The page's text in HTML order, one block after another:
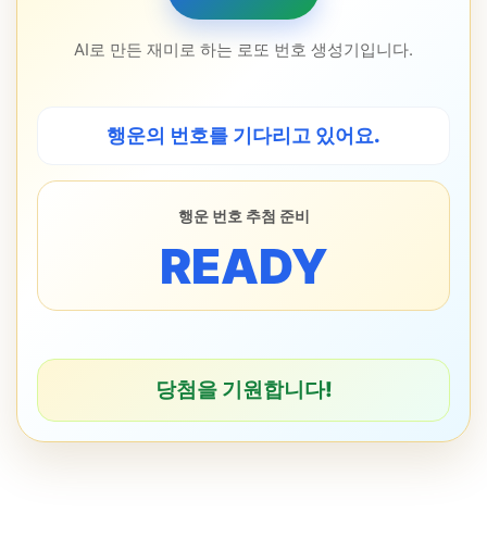
AI로 만든 재미로 하는 로또 번호 생성기입니다.
행운의 번호를 기다리고 있어요.
행운 번호 추첨 준비
READY
당첨을 기원합니다!